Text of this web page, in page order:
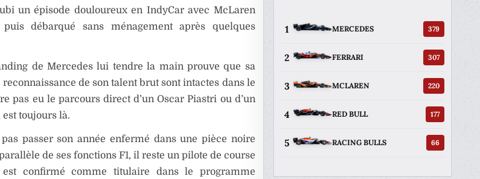
un épisode douloureux en IndyCar avec McLaren
débarqué sans ménagement après quelques
de Mercedes lui tendre la main prouve que sa
de son talent brut sont intactes dans le
pas eu le parcours direct d’un Oscar Piastri ou d’un
toujours là.
passer son année enfermé dans une pièce noire
de ses fonctions F1, il reste un pilote de course
confirmé comme titulaire dans le programme
1 MERCEDES 379
2 FERRARI 307
3 MCLAREN 220
4 RED BULL 177
5 RACING BULLS 66